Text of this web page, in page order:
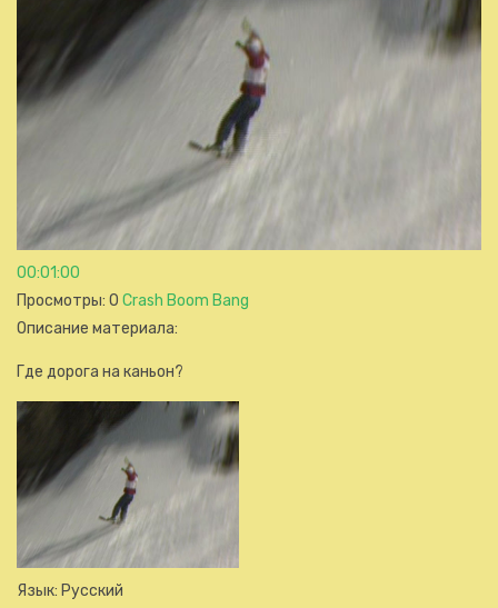
00:01:00
Просмотры: 0 Crash Boom Bang
Описание материала:
Где дорога на каньон?
Язык: Русский